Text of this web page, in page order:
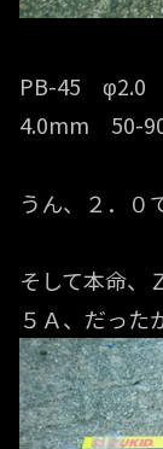
PB-45
4.0mm 50-
うん、２．０
そして本命、
５Ａ、だった